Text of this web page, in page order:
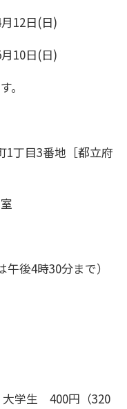
12日(日)
10日(日)
。
1丁目3番地［都立府
後4時30分まで）
学生 400円（320